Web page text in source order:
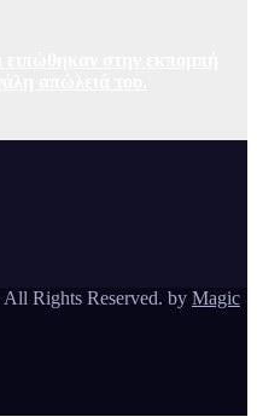
Rights Reserved. by Magic